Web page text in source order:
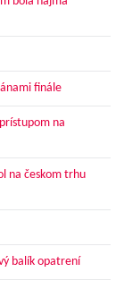
finále
na
na českom trhu
balík opatrení